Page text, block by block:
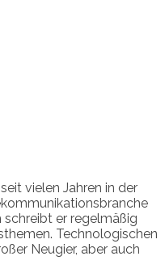
vielen Jahren in der
er regelmäßig
Technologischen
Neugier, aber auch